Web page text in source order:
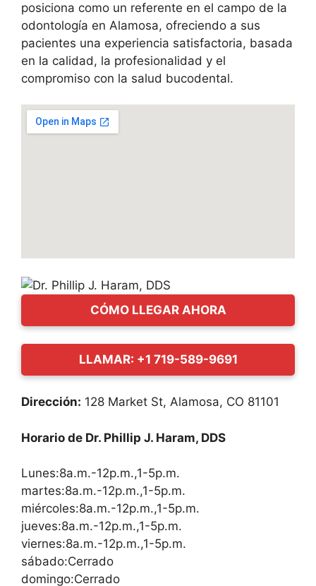
posiciona como un referente en el campo de la
odontología en Alamosa, ofreciendo a sus
pacientes una experiencia satisfactoria, basada
en la calidad, la profesionalidad y el
compromiso con la salud bucodental.
CÓMO LLEGAR AHORA
LLAMAR: +1 719-589-9691
Dirección: 128 Market St, Alamosa, CO 81101
Horario de Dr. Phillip J. Haram, DDS
Lunes:8a.m.-12p.m.,1-5p.m.
martes:8a.m.-12p.m.,1-5p.m.
miércoles:8a.m.-12p.m.,1-5p.m.
jueves:8a.m.-12p.m.,1-5p.m.
viernes:8a.m.-12p.m.,1-5p.m.
sábado:Cerrado
domingo:Cerrado